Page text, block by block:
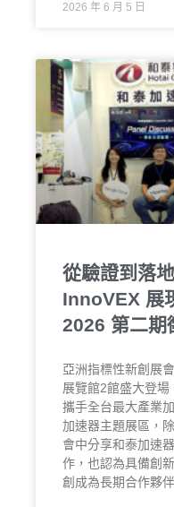
2026 年 6 月 5 日
從驗證到落
InnoVEX 展
2026 第二期
亞洲指標性新創展
展覽館2館盛大登場
攜手全台最大產業
加速器主題展區，
會中分享和泰加速
作，也認為具備創
創成為長期合作夥